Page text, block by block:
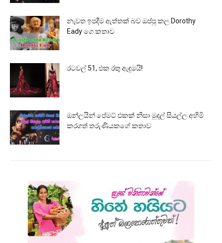
නැවත ඉපදීම ඇත්තක් බව ඔප්පු කල Dorothy
Eady ගෙ කතාව
රටවල් 51, එක රතු ඇඳුමයි!
ඔන්ලයින් පේමට් එකක් නිසා මුදල් සියල්ල අහිමි
කරගත් තරුණියකගේ කතාව